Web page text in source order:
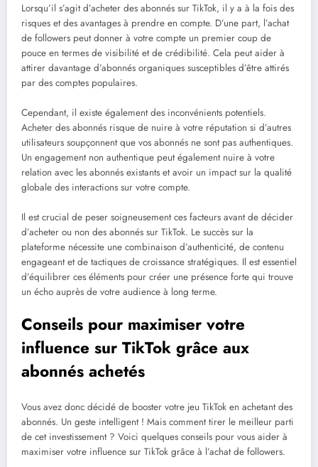
Lorsqu’il s’agit d’acheter des abonnés sur TikTok, il y a à la fois des
risques et des avantages à prendre en compte. D’une part, l’achat
de followers peut donner à votre compte un premier coup de
pouce en termes de visibilité et de crédibilité. Cela peut aider à
attirer davantage d’abonnés organiques susceptibles d’être attirés
par des comptes populaires.
Cependant, il existe également des inconvénients potentiels.
Acheter des abonnés risque de nuire à votre réputation si d’autres
utilisateurs soupçonnent que vos abonnés ne sont pas authentiques.
Un engagement non authentique peut également nuire à votre
relation avec les abonnés existants et avoir un impact sur la qualité
globale des interactions sur votre compte.
Il est crucial de peser soigneusement ces facteurs avant de décider
d’acheter ou non des abonnés sur TikTok. Le succès sur la
plateforme nécessite une combinaison d’authenticité, de contenu
engageant et de tactiques de croissance stratégiques. Il est essentiel
d’équilibrer ces éléments pour créer une présence forte qui trouve
un écho auprès de votre audience à long terme.
Conseils pour maximiser votre
influence sur TikTok grâce aux
abonnés achetés
Vous avez donc décidé de booster votre jeu TikTok en achetant des
abonnés. Un geste intelligent ! Mais comment tirer le meilleur parti
de cet investissement ? Voici quelques conseils pour vous aider à
maximiser votre influence sur TikTok grâce à l’achat de followers.